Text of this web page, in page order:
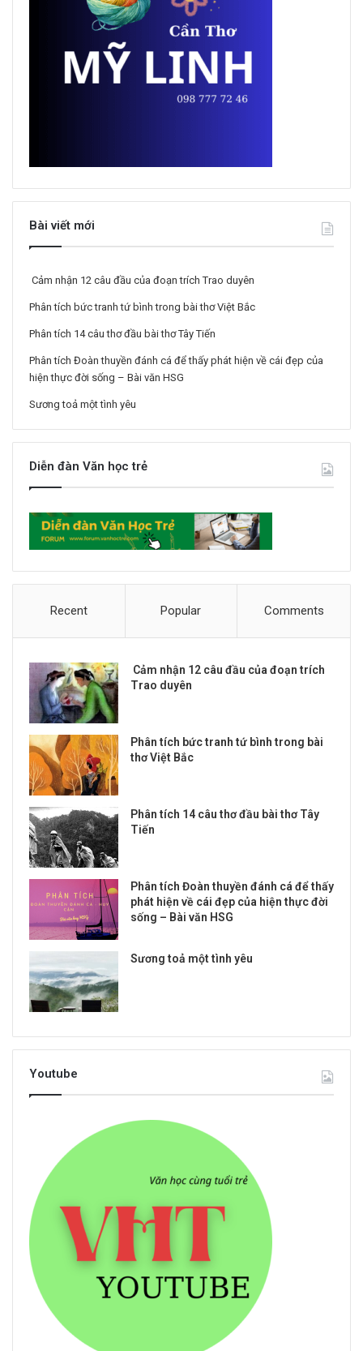
Bài viết mới
Cảm nhận 12 câu đầu của đoạn trích Trao duyên
Phân tích bức tranh tứ bình trong bài thơ Việt Bắc
Phân tích 14 câu thơ đầu bài thơ Tây Tiến
Phân tích Đoàn thuyền đánh cá để thấy phát hiện về cái đẹp của
hiện thực đời sống – Bài văn HSG
Sương toả một tình yêu
Diễn đàn Văn học trẻ
Recent Popular Comments
Cảm nhận 12 câu đầu của đoạn trích
Trao duyên
Phân tích bức tranh tứ bình trong bài
thơ Việt Bắc
Phân tích 14 câu thơ đầu bài thơ Tây
Tiến
Phân tích Đoàn thuyền đánh cá để thấy
phát hiện về cái đẹp của hiện thực đời
sống – Bài văn HSG
Sương toả một tình yêu
Youtube